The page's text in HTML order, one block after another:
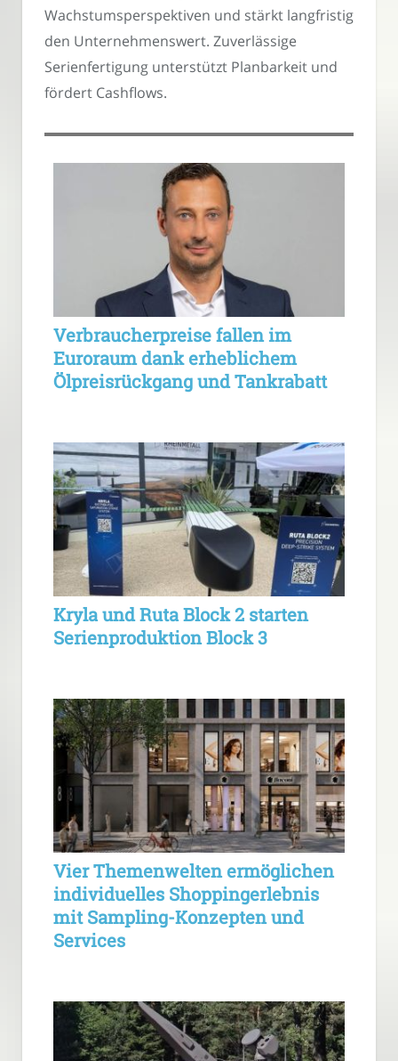
Wachstumsperspektiven und stärkt langfristig
den Unternehmenswert. Zuverlässige
Serienfertigung unterstützt Planbarkeit und
fördert Cashflows.
Verbraucherpreise fallen im
Euroraum dank erheblichem
Ölpreisrückgang und Tankrabatt
Kryla und Ruta Block 2 starten
Serienproduktion Block 3
Vier Themenwelten ermöglichen
individuelles Shoppingerlebnis
mit Sampling-Konzepten und
Services